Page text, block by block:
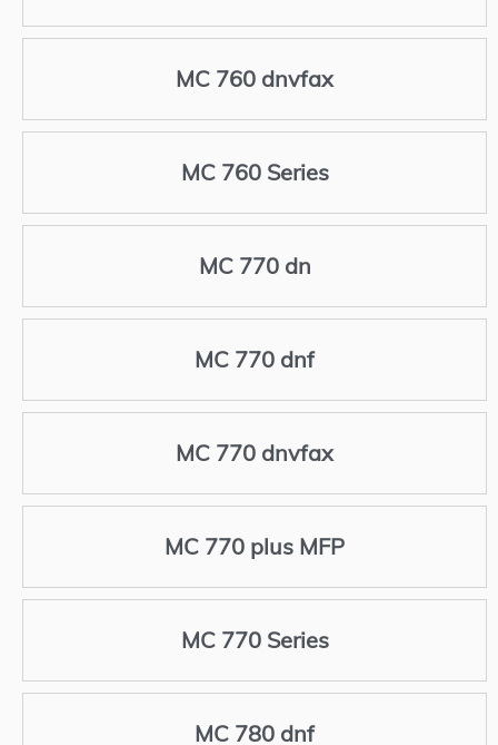
MC 760 dnvfax
MC 760 Series
MC 770 dn
MC 770 dnf
MC 770 dnvfax
MC 770 plus MFP
MC 770 Series
MC 780 dnf